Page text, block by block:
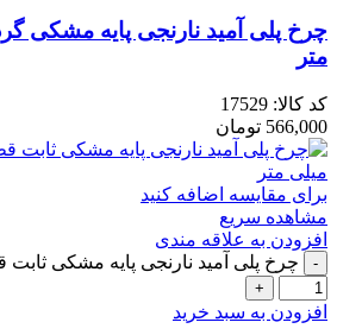
متر
کد کالا: 17529
566,000 تومان
برای مقایسه اضافه کنید
مشاهده سریع
افزودن به علاقه مندی
چرخ پلی آمید نارنجی پایه مشکی ثابت قطر 125 میلی
افزودن به سبد خرید